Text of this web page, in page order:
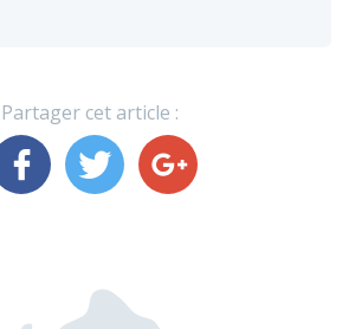
Partager cet article :